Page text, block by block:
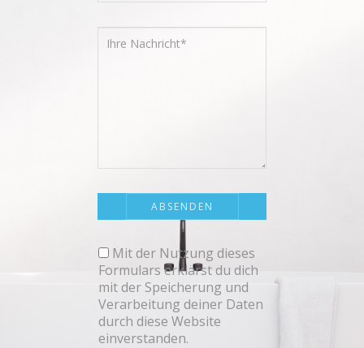
Mit der Nutzung dieses
Formulars erklärst du dich
mit der Speicherung und
Verarbeitung deiner Daten
durch diese Website
einverstanden.